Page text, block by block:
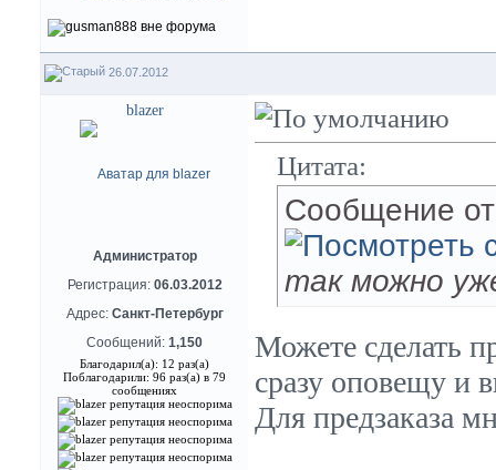
26.07.2012
blazer
Администратор
Регистрация: 06.03.2012
Адрес: Санкт-Петербург
Сообщений: 1,150
Благодарил(а): 12 раз(а)
Поблагодарили: 96 раз(а) в 79
сообщениях
Цитата:
Сообщение
так можно
Можете сделать
сразу оповещу и
Для предзаказа